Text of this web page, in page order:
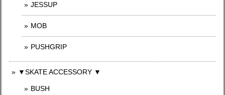
JESSUP
MOB
PUSHGRIP
▼SKATE ACCESSORY ▼
BUSH